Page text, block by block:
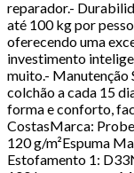
reparador.-
até 100 kg por
oferecendo uma
investimento
muito.- Manutenção
colchão a cada 15
forma e conforto,
CostasMarca:
120 g/m²Espuma
Estofamento 1: